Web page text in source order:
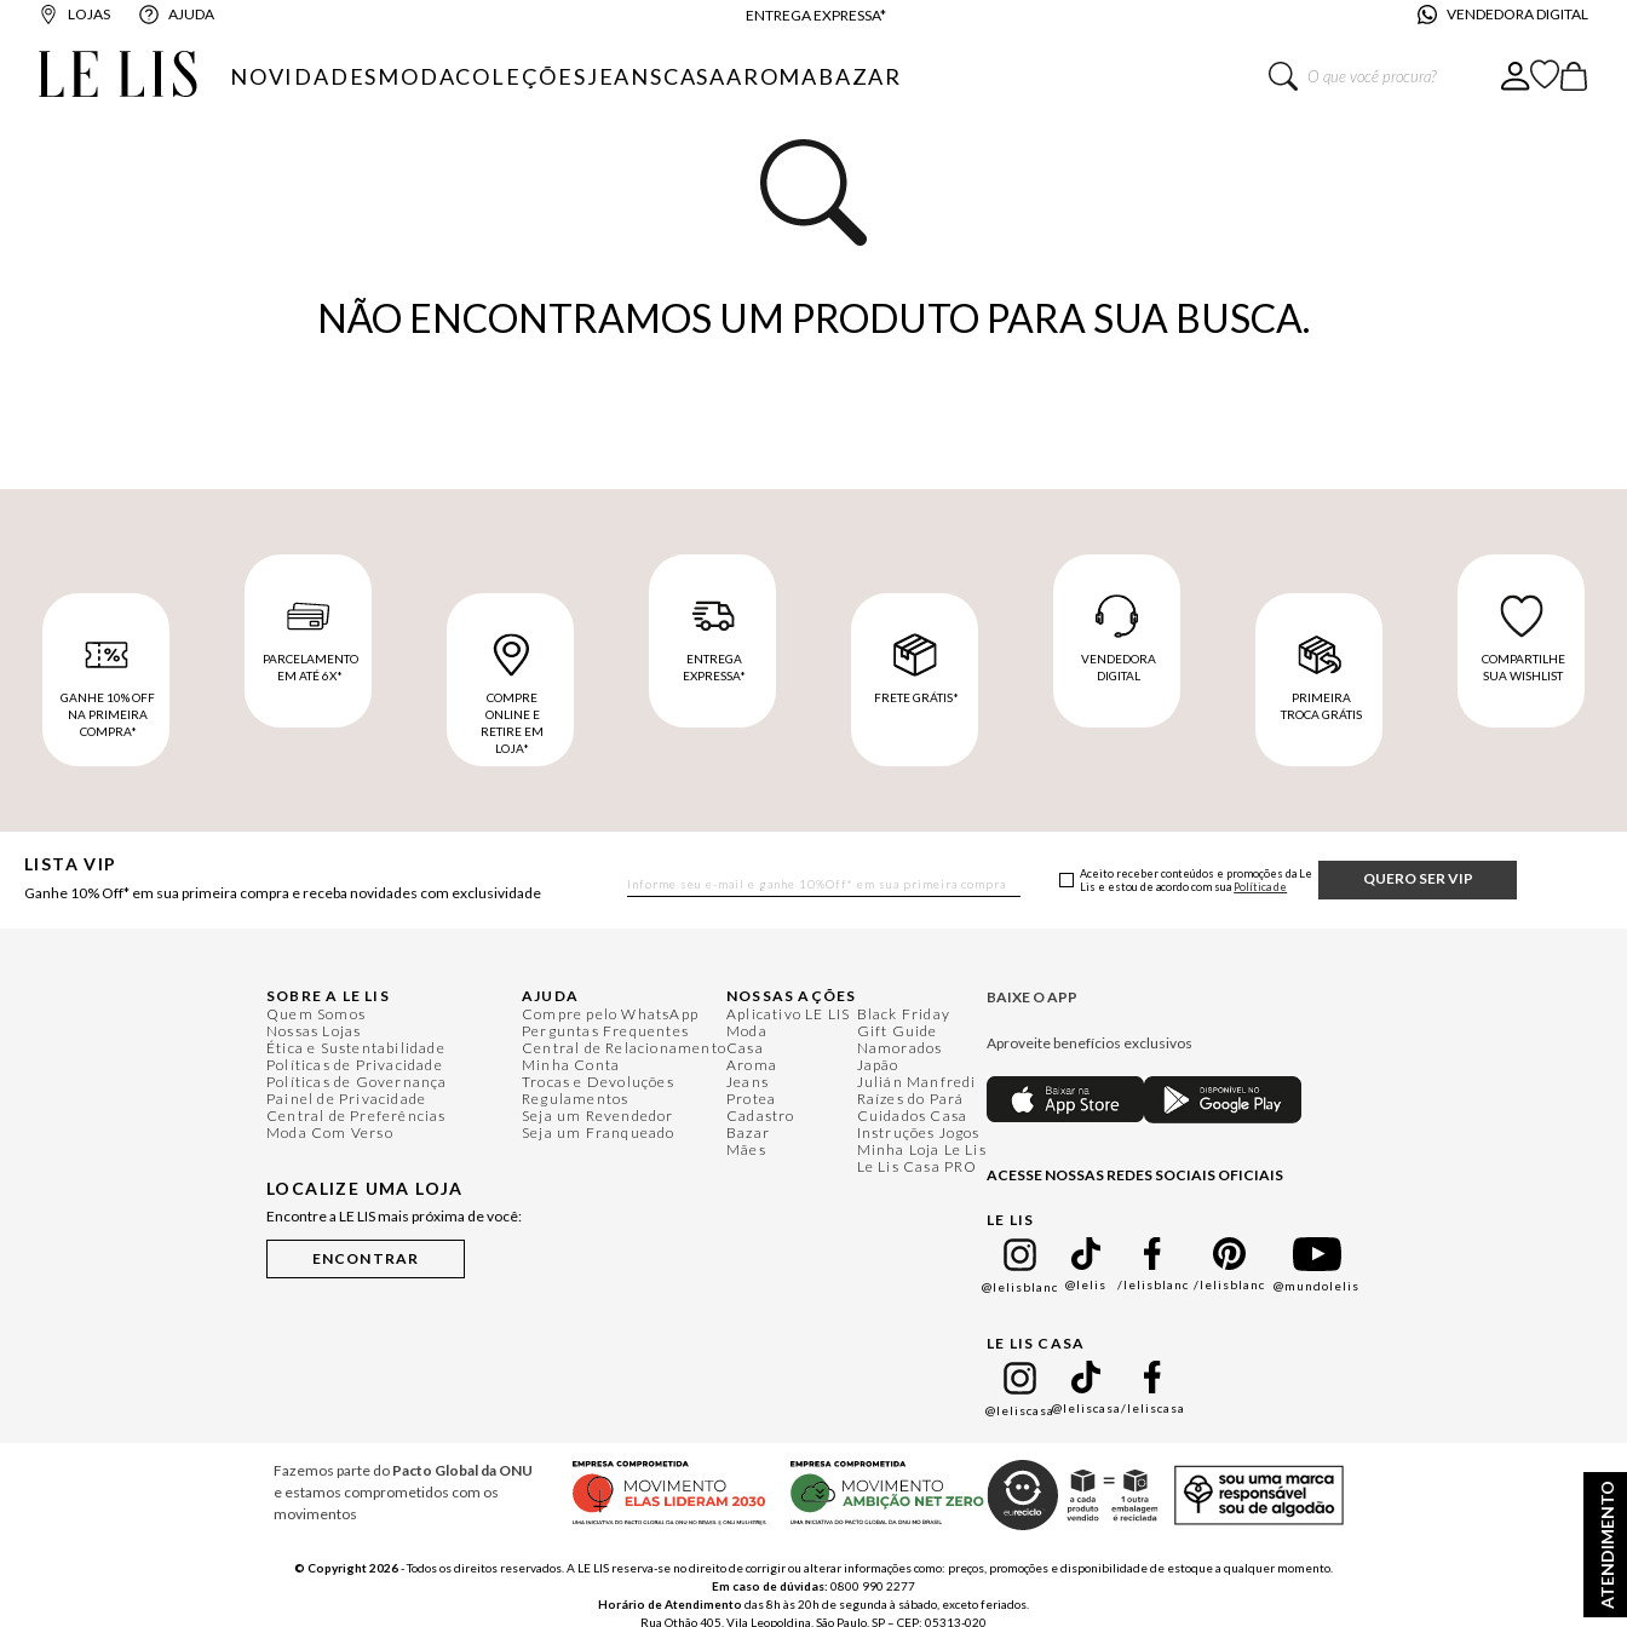
LOJAS AJUDA
ENTREGA EXPRESSA*
BAIXE O APP
VENDEDORA DIGITAL
ATENDIMENTO
NOVIDADESMODACOLEÇÕESJEANSCASAAROMABAZAR
O que você procura?
NÃO ENCONTRAMOS UM PRODUTO PARA SUA BUSCA.
GANHE 10% OFF
NA PRIMEIRA
COMPRA*
PARCELAMENTO
EM ATÉ 6X*
COMPRE
ONLINE E
RETIRE EM
LOJA*
ENTREGA
EXPRESSA*
FRETE GRÁTIS*
VENDEDORA
DIGITAL
PRIMEIRA
TROCA GRÁTIS
COMPARTILHE
SUA WISHLIST
LISTA VIP
Ganhe 10% Off* em sua primeira compra e receba novidades com exclusividade
QUERO SER VIP
Aceito receber conteúdos e promoções da Le
Lis e estou de acordo com sua Política de
SOBRE A LE LIS
Quem Somos
Nossas Lojas
Ética e Sustentabilidade
Políticas de Privacidade
Políticas de Governança
Painel de Privacidade
Central de Preferências
Moda Com Verso
LOCALIZE UMA LOJA
Encontre a LE LIS mais próxima de você:
AJUDA
Compre pelo WhatsApp
Perguntas Frequentes
Central de Relacionamento
Minha Conta
Trocas e Devoluções
Regulamentos
Seja um Revendedor
Seja um Franqueado
NOSSAS AÇÕES
Aplicativo LE LIS
Moda
Casa
Aroma
Jeans
Protea
Cadastro
Bazar
Mães
Black Friday
Gift Guide
Namorados
Japão
Julián Manfredi
Raízes do Pará
Cuidados Casa
Instruções Jogos
Minha Loja Le Lis
Le Lis Casa PRO
BAIXE O APP
Aproveite benefícios exclusivos
ACESSE NOSSAS REDES SOCIAIS OFICIAIS
LE LIS
@lelisblanc @lelis /lelisblanc /lelisblanc @mundolelis
LE LIS CASA
@leliscasa@leliscasa/leliscasa
Fazemos parte do Pacto Global da ONU
e estamos comprometidos com os
movimentos
© Copyright 2026- Todos os direitos reservados. A LE LIS reserva-se no direito de corrigir ou alterar informações como: preços, promoções e disponibilidade de estoque a qualquer momento.
Em caso de dúvidas: 0800 990 2277
Horário de Atendimento das 8h às 20h de segunda à sábado, exceto feriados.
Rua Othão 405, Vila Leopoldina, São Paulo, SP – CEP: 05313-020